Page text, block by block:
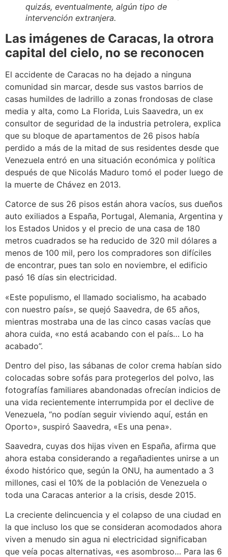
quizás, eventualmente, algún tipo de
intervención extranjera.
Las imágenes de Caracas, la otrora
capital del cielo, no se reconocen
El accidente de Caracas no ha dejado a ninguna
comunidad sin marcar, desde sus vastos barrios de
casas humildes de ladrillo a zonas frondosas de clase
media y alta, como La Florida, Luis Saavedra, un ex
consultor de seguridad de la industria petrolera, explica
que su bloque de apartamentos de 26 pisos había
perdido a más de la mitad de sus residentes desde que
Venezuela entró en una situación económica y política
después de que Nicolás Maduro tomó el poder luego de
la muerte de Chávez en 2013.
Catorce de sus 26 pisos están ahora vacíos, sus dueños
auto exiliados a España, Portugal, Alemania, Argentina y
los Estados Unidos y el precio de una casa de 180
metros cuadrados se ha reducido de 320 mil dólares a
menos de 100 mil, pero los compradores son difíciles
de encontrar, pues tan solo en noviembre, el edificio
pasó 16 días sin electricidad.
«Este populismo, el llamado socialismo, ha acabado
con nuestro país», se quejó Saavedra, de 65 años,
mientras mostraba una de las cinco casas vacías que
ahora cuida, «no está acabando con el país… Lo ha
acabado”.
Dentro del piso, las sábanas de color crema habían sido
colocadas sobre sofás para protegerlos del polvo, las
fotografías familiares abandonadas ofrecían indicios de
una vida recientemente interrumpida por el declive de
Venezuela, “no podían seguir viviendo aquí, están en
Oporto», suspiró Saavedra, «Es una pena».
Saavedra, cuyas dos hijas viven en España, afirma que
ahora estaba considerando a regañadientes unirse a un
éxodo histórico que, según la ONU, ha aumentado a 3
millones, casi el 10% de la población de Venezuela o
toda una Caracas anterior a la crisis, desde 2015.
La creciente delincuencia y el colapso de una ciudad en
la que incluso los que se consideran acomodados ahora
viven a menudo sin agua ni electricidad significaban
que veía pocas alternativas, «es asombroso… Para las 6